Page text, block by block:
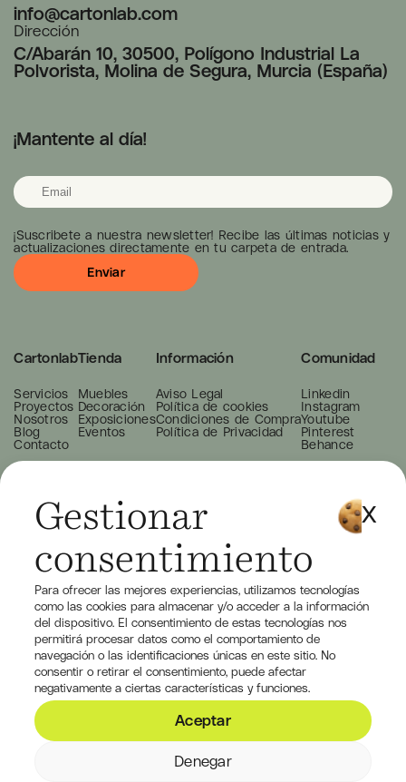
Gestionar
consentimiento
Para ofrecer las mejores experiencias, utilizamos tecnologías
como las cookies para almacenar y/o acceder a la información
del dispositivo. El consentimiento de estas tecnologías nos
permitirá procesar datos como el comportamiento de
navegación o las identificaciones únicas en este sitio. No
consentir o retirar el consentimiento, puede afectar
negativamente a ciertas características y funciones.
Aceptar
Denegar
info@cartonlab.com
Dirección
C/Abarán 10, 30500, Polígono Industrial La
Polvorista, Molina de Segura, Murcia (España)
¡Mantente al día!
¡Suscribete a nuestra newsletter! Recibe las últimas noticias y
actualizaciones directamente en tu carpeta de entrada.
Cartonlab
Servicios
Proyectos
Nosotros
Blog
Contacto
Tienda
Muebles
Decoración
Exposiciones
Eventos
Información
Aviso Legal
Política de cookies
Condiciones de Compra
Política de Privacidad
Comunidad
Linkedin
Instagram
Youtube
Pinterest
Behance